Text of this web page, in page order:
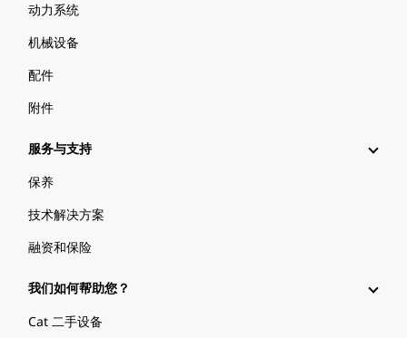
动力系统
机械设备
配件
附件
服务与支持
保养
技术解决方案
融资和保险
我们如何帮助您？
Cat 二手设备